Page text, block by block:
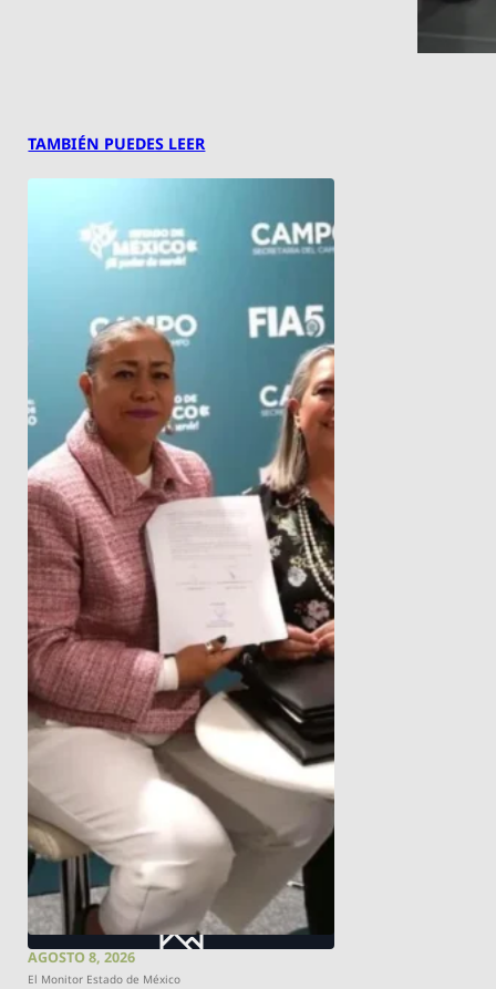
TAMBIÉN PUEDES LEER
AGOSTO 8, 2026
El Monitor Estado de México